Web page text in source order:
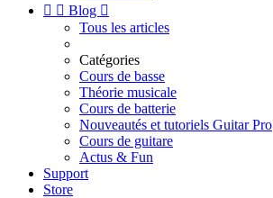
  Blog 
Tous les articles
Catégories
Cours de basse
Théorie musicale
Cours de batterie
Nouveautés et tutoriels Guitar Pro
Cours de guitare
Actus & Fun
Support
Store